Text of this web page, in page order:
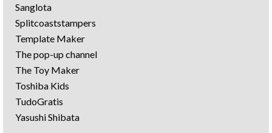
Sanglota
Splitcoaststampers
Template Maker
The pop-up channel
The Toy Maker
Toshiba Kids
TudoGratis
Yasushi Shibata